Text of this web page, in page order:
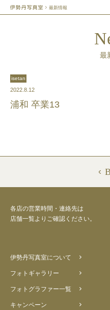
最新情報
最
isetan
2022.8.12
浦和 卒業13
各店の営業時間・連絡先は
店舗一覧よりご確認ください。
伊勢丹写真室について
フォトギャラリー
フォトグラファー一覧
キャンペーン